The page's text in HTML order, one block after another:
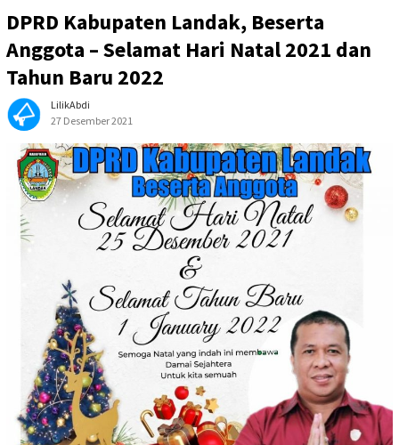
DPRD Kabupaten Landak, Beserta
Anggota – Selamat Hari Natal 2021 dan
Tahun Baru 2022
LilikAbdi
27 Desember 2021